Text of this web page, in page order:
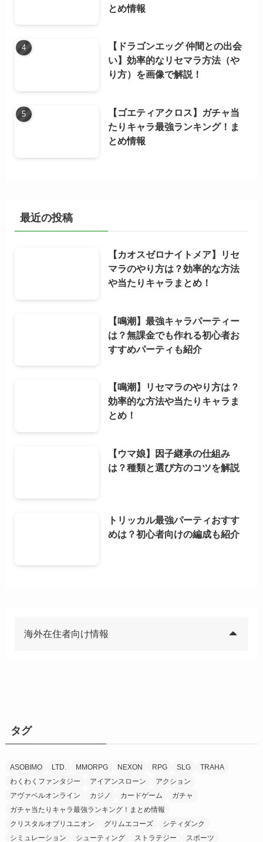
とめ情報
【ドラゴンエッグ 仲間との出会
い】効率的なリセマラ方法（や
り方）を画像で解説！
【ゴエティアクロス】ガチャ当
たりキャラ最強ランキング！ま
とめ情報
最近の投稿
【カオスゼロナイトメア】リセ
マラのやり方は？効率的な方法
や当たりキャラまとめ！
【鳴潮】最強キャラパーティー
は？無課金でも作れる初心者お
すすめパーティも紹介
【鳴潮】リセマラのやり方は？
効率的な方法や当たりキャラま
とめ！
【ウマ娘】因子継承の仕組み
は？種類と選び方のコツを解説
トリッカル最強パーティおすす
めは？初心者向けの編成も紹介
海外在住者向け情報
タグ
ASOBIMO LTD. MMORPG NEXON RPG SLG
TRAHA
わくわくファンタジー
アイアンスローン
アクション
アヴァベルオンライン
カジノ カードゲーム
ガチャ
ガチャ当たりキャラ最強ランキング！まとめ情報
クリスタルオブリユニオン
グリムエコーズ
シティダンク
シミュレーション
シューティング ストラテジー スポーツ